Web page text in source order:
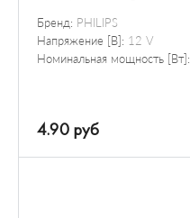
Бренд: PHILIPS
Напряжение [В]: 12 V
Номинальная мощность [Вт]:
4.90 руб